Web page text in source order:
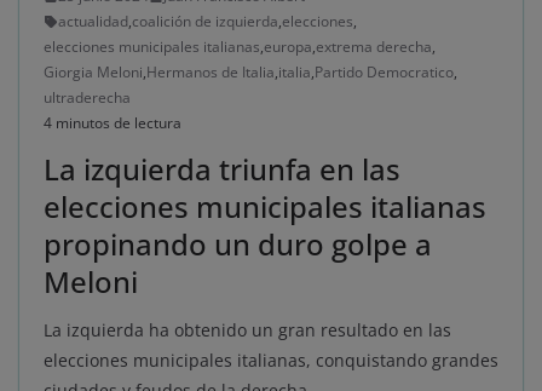
actualidad,coalición de izquierda,elecciones,
elecciones municipales italianas,europa,extrema derecha,
Giorgia Meloni,Hermanos de Italia,italia,Partido Democratico,
ultraderecha
4 minutos de lectura
La izquierda triunfa en las
elecciones municipales italianas
propinando un duro golpe a
Meloni
La izquierda ha obtenido un gran resultado en las
elecciones municipales italianas, conquistando grandes